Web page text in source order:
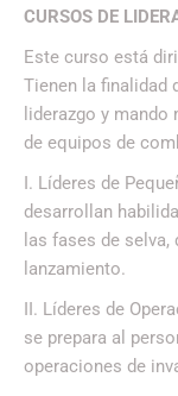
CURSOS DE
Este curso está
Tienen la finalidad
liderazgo y
de equipos de
I. Líderes de
desarrollan
las fases de
lanzamiento.
II. Líderes de
se prepara al
operaciones de